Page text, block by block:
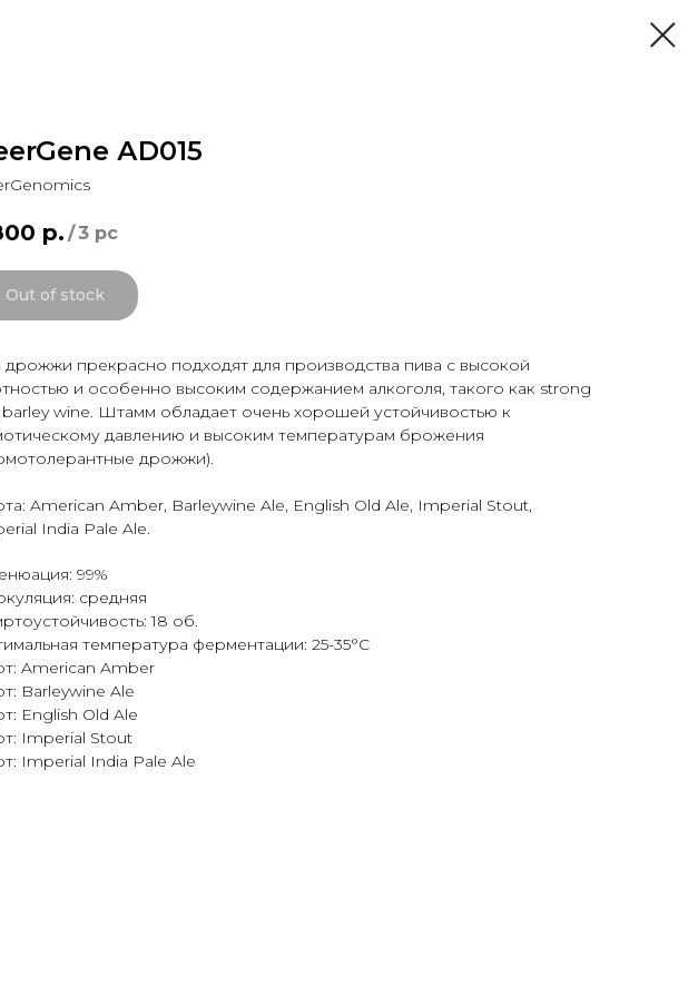
АD015
р. /3 pc
Out of stock
дрожжи прекрасно подходят для производства пива с высокой
и особенно высоким содержанием алкоголя, такого как strong
barley wine. Штамм обладает очень хорошей устойчивостью к
давлению и высоким температурам брожения
дрожжи).
American Amber, Barleywine Ale, English Old Ale, Imperial Stout,
India Pale Ale.
99%
средняя
18 об.
температура ферментации: 25-35°C
American Amber
Barleywine Ale
English Old Ale
Imperial Stout
Imperial India Pale Ale